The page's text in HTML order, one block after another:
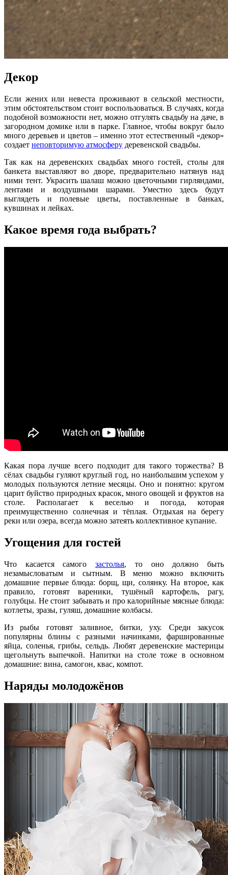
Декор
Если жених или невеста проживают в сельской местности,
этим обстоятельством стоит воспользоваться. В случаях, когда
подобной возможности нет, можно отгулять свадьбу на даче, в
загородном домике или в парке. Главное, чтобы вокруг было
много деревьев и цветов – именно этот естественный «декор»
создает неповторимую атмосферу деревенской свадьбы.
Так как на деревенских свадьбах много гостей, столы для
банкета выставляют во дворе, предварительно натянув над
ними тент. Украсить шалаш можно цветочными гирляндами,
лентами и воздушными шарами. Уместно здесь будут
выглядеть и полевые цветы, поставленные в банках,
кувшинах и лейках.
Какое время года выбрать?
Какая пора лучше всего подходит для такого торжества? В
сёлах свадьбы гуляют круглый год, но наибольшим успехом у
молодых пользуются летние месяцы. Оно и понятно: кругом
царит буйство природных красок, много овощей и фруктов на
столе. Располагает к веселью и погода, которая
преимущественно солнечная и тёплая. Отдыхая на берегу
реки или озера, всегда можно затеять коллективное купание.
Угощения для гостей
Что касается самогозастолья, то оно должно быть
незамысловатым и сытным. В меню можно включить
домашние первые блюда: борщ, щи, солянку. На второе, как
правило, готовят вареники, тушёный картофель, рагу,
голубцы. Не стоит забывать и про калорийные мясные блюда:
котлеты, зразы, гуляш, домашние колбасы.
Из рыбы готовят заливное, битки, уху. Среди закусок
популярны блины с разными начинками, фаршированные
яйца, соленья, грибы, сельдь. Любят деревенские мастерицы
щегольнуть выпечкой. Напитки на столе тоже в основном
домашние: вина, самогон, квас, компот.
Наряды молодожёнов